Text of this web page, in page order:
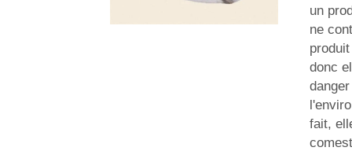
un
ne
donc
fait,